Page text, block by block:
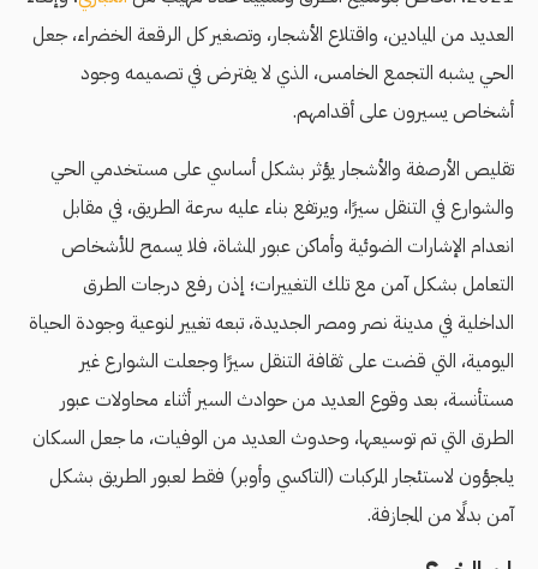
العديد من الميادين، واقتلاع الأشجار، وتصغير كل الرقعة الخضراء، جعل
الحي يشبه التجمع الخامس، الذي لا يفترض في تصميمه وجود
أشخاص يسيرون على أقدامهم.
تقليص الأرصفة والأشجار يؤثر بشكل أساسي على مستخدمي الحي
والشوارع في التنقل سيرًا، ويرتفع بناء عليه سرعة الطريق، في مقابل
انعدام الإشارات الضوئية وأماكن عبور المشاة، فلا يسمح للأشخاص
التعامل بشكل آمن مع تلك التغييرات؛ إذن رفع درجات الطرق
الداخلية في مدينة نصر ومصر الجديدة، تبعه تغيير لنوعية وجودة الحياة
اليومية، التي قضت على ثقافة التنقل سيرًا وجعلت الشوارع غير
مستأنسة، بعد وقوع العديد من حوادث السير أثناء محاولات عبور
الطرق التي تم توسيعها، وحدوث العديد من الوفيات، ما جعل السكان
يلجؤون لاستئجار المركبات (التاكسي وأوبر) فقط لعبور الطريق بشكل
آمن بدلًا من المجازفة.